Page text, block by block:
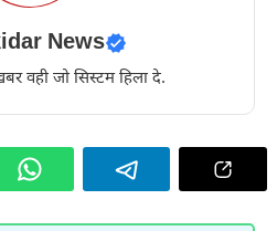
News
वही जो सिस्टम हिला दे.